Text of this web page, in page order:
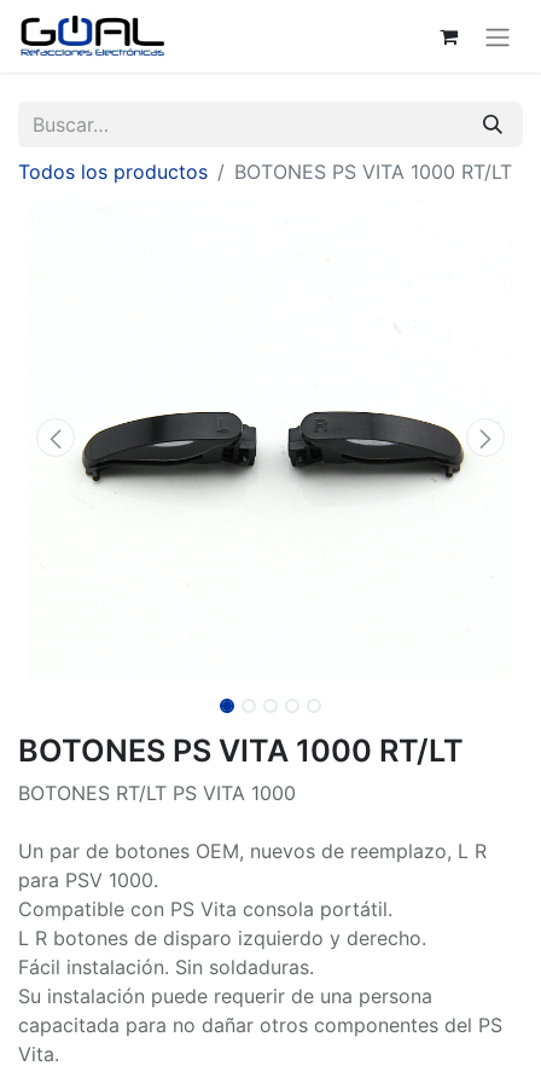
Todos los productos BOTONES PS VITA 1000 RT/LT
BOTONES PS VITA 1000 RT/LT
BOTONES RT/LT PS VITA 1000
Un par de botones OEM, nuevos de reemplazo, L R
para PSV 1000.
Compatible con PS Vita consola portátil.
L R botones de disparo izquierdo y derecho.
Fácil instalación. Sin soldaduras.
Su instalación puede requerir de una persona
capacitada para no dañar otros componentes del PS
Vita.